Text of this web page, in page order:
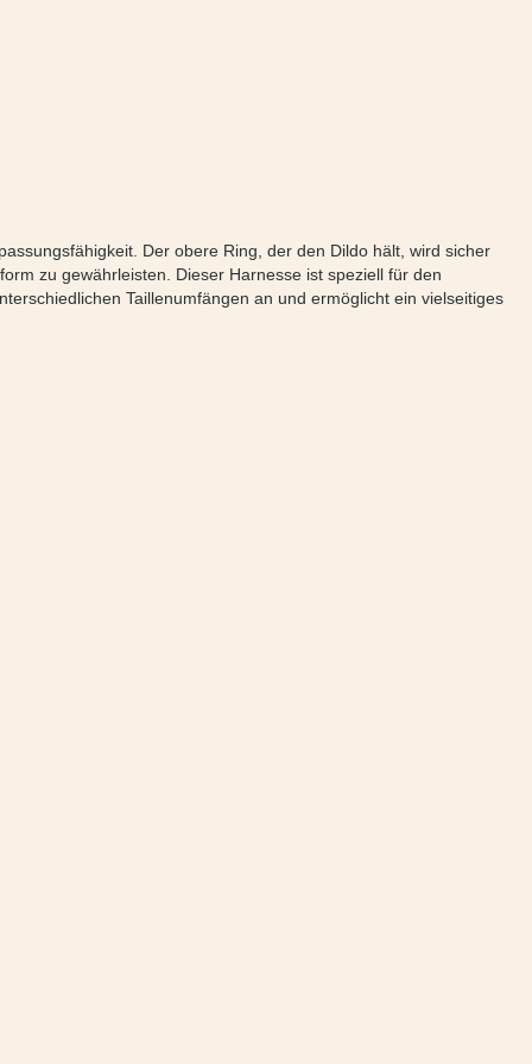
Der obere Ring, der den Dildo hält, wird sicher
zu gewährleisten. Dieser Harnesse ist speziell für den
Taillenumfängen an und ermöglicht ein vielseitiges